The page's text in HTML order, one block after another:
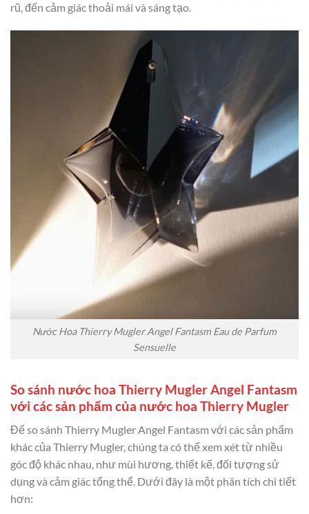
rũ, đến cảm giác thoải mái và sáng tạo.
Nước Hoa Thierry Mugler Angel Fantasm Eau de Parfum
Sensuelle
So sánh nước hoa Thierry Mugler Angel Fantasm
với các sản phẩm của nước hoa Thierry Mugler
Để so sánh Thierry Mugler Angel Fantasm với các sản phẩm
khác của Thierry Mugler, chúng ta có thể xem xét từ nhiều
góc độ khác nhau, như mùi hương, thiết kế, đối tượng sử
dụng và cảm giác tổng thể. Dưới đây là một phân tích chi tiết
hơn: